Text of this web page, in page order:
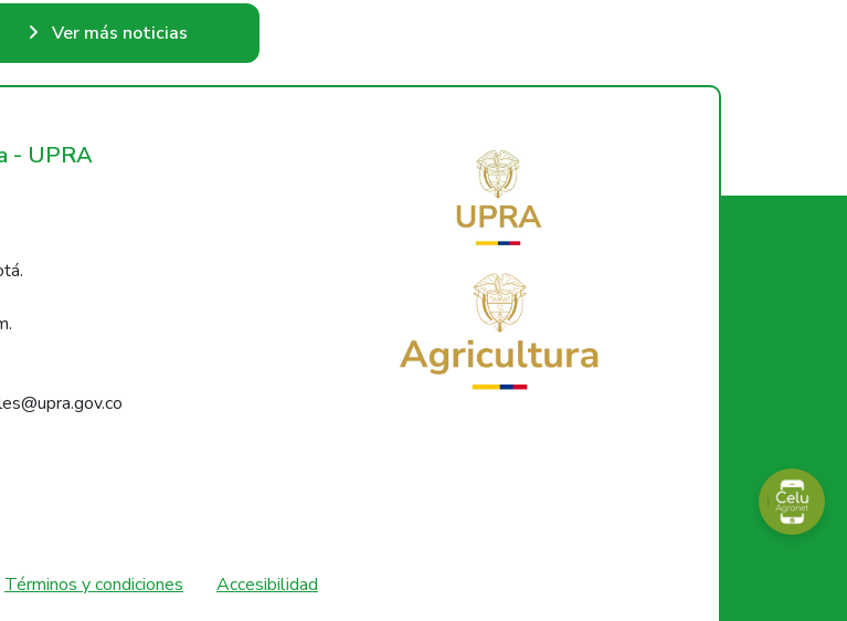
Ver más noticias
- UPRA
Términos y condiciones Accesibilidad